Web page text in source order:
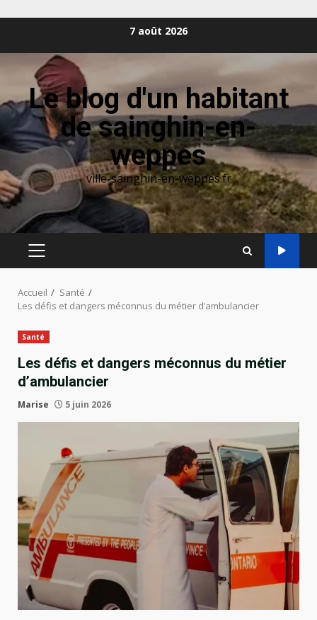
7 août 2026
Le blog d'un habitant
de sainghin-en-
weppes
ville-sainghin-en-weppes.fr
MENU
Accueil
Santé
Les défis et dangers méconnus du métier d’ambulancier
Santé
Les défis et dangers méconnus du métier
d’ambulancier
Marise 5 juin 2026